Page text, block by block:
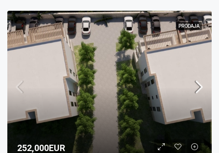
PRODAJA
252,000EUR